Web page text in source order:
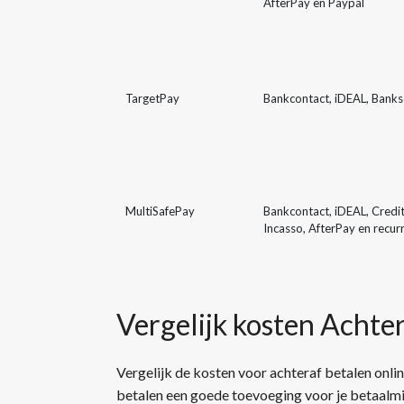
TargetPay Bankcontact, iDEAL,
MultiSafePay
Bankcontact, iDEAL,
Incasso, AfterPay en
Vergelijk kosten
Vergelijk de kosten voor achteraf betalen
betalen een goede toevoeging voor je